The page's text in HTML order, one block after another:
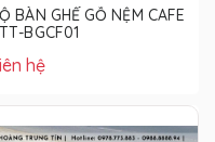
BÀN GHẾ GỖ NỆM CAFE
BGCF01
hệ